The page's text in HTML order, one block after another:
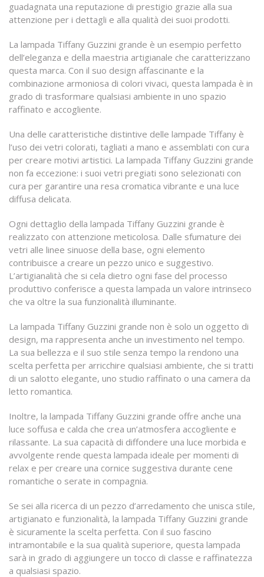
guadagnata una reputazione di prestigio grazie alla sua
attenzione per i dettagli e alla qualità dei suoi prodotti.
La lampada Tiffany Guzzini grande è un esempio perfetto
dell’eleganza e della maestria artigianale che caratterizzano
questa marca. Con il suo design affascinante e la
combinazione armoniosa di colori vivaci, questa lampada è in
grado di trasformare qualsiasi ambiente in uno spazio
raffinato e accogliente.
Una delle caratteristiche distintive delle lampade Tiffany è
l’uso dei vetri colorati, tagliati a mano e assemblati con cura
per creare motivi artistici. La lampada Tiffany Guzzini grande
non fa eccezione: i suoi vetri pregiati sono selezionati con
cura per garantire una resa cromatica vibrante e una luce
diffusa delicata.
Ogni dettaglio della lampada Tiffany Guzzini grande è
realizzato con attenzione meticolosa. Dalle sfumature dei
vetri alle linee sinuose della base, ogni elemento
contribuisce a creare un pezzo unico e suggestivo.
L’artigianalità che si cela dietro ogni fase del processo
produttivo conferisce a questa lampada un valore intrinseco
che va oltre la sua funzionalità illuminante.
La lampada Tiffany Guzzini grande non è solo un oggetto di
design, ma rappresenta anche un investimento nel tempo.
La sua bellezza e il suo stile senza tempo la rendono una
scelta perfetta per arricchire qualsiasi ambiente, che si tratti
di un salotto elegante, uno studio raffinato o una camera da
letto romantica.
Inoltre, la lampada Tiffany Guzzini grande offre anche una
luce soffusa e calda che crea un’atmosfera accogliente e
rilassante. La sua capacità di diffondere una luce morbida e
avvolgente rende questa lampada ideale per momenti di
relax e per creare una cornice suggestiva durante cene
romantiche o serate in compagnia.
Se sei alla ricerca di un pezzo d’arredamento che unisca stile,
artigianato e funzionalità, la lampada Tiffany Guzzini grande
è sicuramente la scelta perfetta. Con il suo fascino
intramontabile e la sua qualità superiore, questa lampada
sarà in grado di aggiungere un tocco di classe e raffinatezza
a qualsiasi spazio.